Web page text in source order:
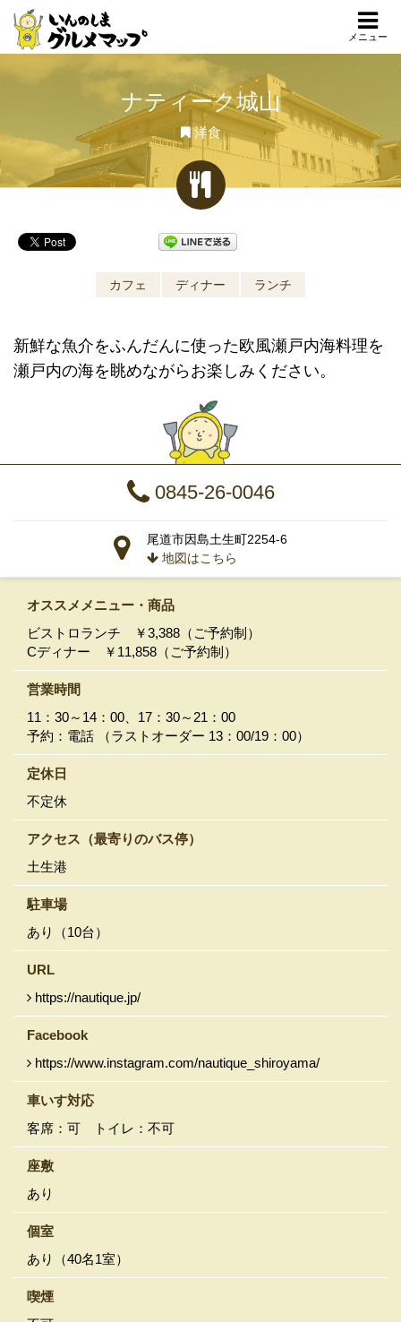
メニュー
ナティーク城山
洋食
カフェ ディナー ランチ
新鮮な魚介をふんだんに使った欧風瀬戸内海料理を
瀬戸内の海を眺めながらお楽しみください。
0845-26-0046
尾道市因島土生町2254-6
地図はこちら
オススメメニュー ・商品
ビストロランチ ￥3,388（ご予約制）
Cディナー ￥11,858（ご予約制）
営業時間
11：30～14：00、17：30～21：00
予約：電話 （ラストオーダー 13：00/19：00）
定休日
不定休
アクセス （最寄りのバス停）
土生港
駐車場
あり（10台）
URL
https://nautique.jp/
Facebook
https://www.instagram.com/nautique_shiroyama/
車いす対応
客席：可 トイレ：不可
座敷
あり
個室
あり（40名1室）
喫煙